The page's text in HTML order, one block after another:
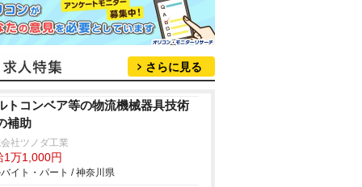
さらに見る
トコンベア等の物流機械器具技術
補助
社ツノダ工業
1万1,000円
イト・パート / 神奈川県